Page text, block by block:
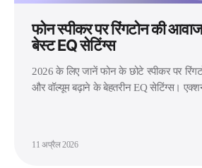
फोन स्पीकर पर रिंगटोन की
बेस्ट EQ सेटिंग्स
2026 के लिए जानें फोन के छोटे स्पीकर पर
और वॉल्यूम बढ़ाने के बेहतरीन EQ सेटिंग्स। एक्शन
11 अप्रैल 2026